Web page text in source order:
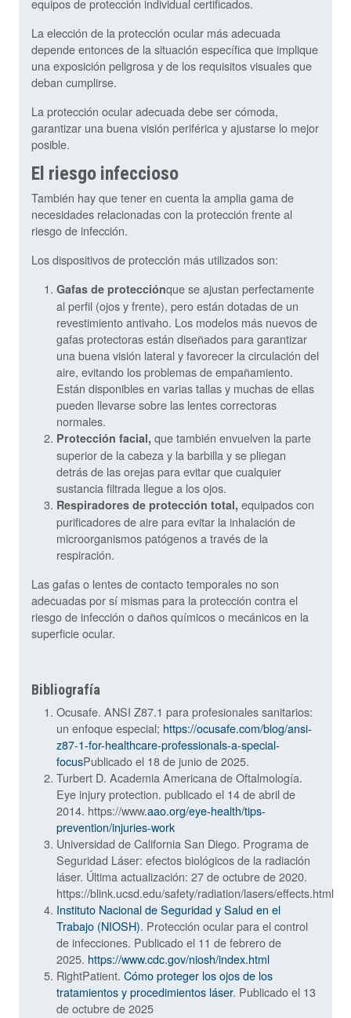
equipos de protección individual certificados.
La elección de la protección ocular más adecuada
depende entonces de la situación específica que implique
una exposición peligrosa y de los requisitos visuales que
deban cumplirse.
La protección ocular adecuada debe ser cómoda,
garantizar una buena visión periférica y ajustarse lo mejor
posible.
El riesgo infeccioso
También hay que tener en cuenta la amplia gama de
necesidades relacionadas con la protección frente al
riesgo de infección.
Los dispositivos de protección más utilizados son:
Gafas de protecciónque se ajustan perfectamente
al perfil (ojos y frente), pero están dotadas de un
revestimiento antivaho. Los modelos más nuevos de
gafas protectoras están diseñados para garantizar
una buena visión lateral y favorecer la circulación del
aire, evitando los problemas de empañamiento.
Están disponibles en varias tallas y muchas de ellas
pueden llevarse sobre las lentes correctoras
normales.
Protección facial, que también envuelven la parte
superior de la cabeza y la barbilla y se pliegan
detrás de las orejas para evitar que cualquier
sustancia filtrada llegue a los ojos.
Respiradores de protección total, equipados con
purificadores de aire para evitar la inhalación de
microorganismos patógenos a través de la
respiración.
Las gafas o lentes de contacto temporales no son
adecuadas por sí mismas para la protección contra el
riesgo de infección o daños químicos o mecánicos en la
superficie ocular.
Bibliografía
Ocusafe. ANSI Z87.1 para profesionales sanitarios:
un enfoque especial; https://ocusafe.com/blog/ansi-
z87-1-for-healthcare-professionals-a-special-
focusPublicado el 18 de junio de 2025.
Turbert D. Academia Americana de Oftalmología.
Eye injury protection. publicado el 14 de abril de
2014. https://www.aao.org/eye-health/tips-
prevention/injuries-work
Universidad de California San Diego. Programa de
Seguridad Láser: efectos biológicos de la radiación
láser. Última actualización: 27 de octubre de 2020.
https://blink.ucsd.edu/safety/radiation/lasers/effects.html
Instituto Nacional de Seguridad y Salud en el
Trabajo (NIOSH). Protección ocular para el control
de infecciones. Publicado el 11 de febrero de
2025. https://www.cdc.gov/niosh/index.html
RightPatient. Cómo proteger los ojos de los
tratamientos y procedimientos láser. Publicado el 13
de octubre de 2025